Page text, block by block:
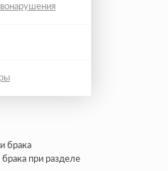
брака
брака при разделе